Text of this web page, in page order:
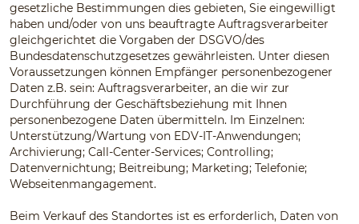
gesetzliche Bestimmungen dies gebieten, Sie eingewilligt
haben und/oder von uns beauftragte Auftragsverarbeiter
gleichgerichtet die Vorgaben der DSGVO/des
Bundesdatenschutzgesetzes gewährleisten. Unter diesen
Voraussetzungen können Empfänger personenbezogener
Daten z.B. sein: Auftragsverarbeiter, an die wir zur
Durchführung der Geschäftsbeziehung mit Ihnen
personenbezogene Daten übermitteln. Im Einzelnen:
Unterstützung/Wartung von EDV-IT-Anwendungen;
Archivierung; Call-Center-Services; Controlling;
Datenvernichtung; Beitreibung; Marketing; Telefonie;
Webseitenmangagement.
Beim Verkauf des Standortes ist es erforderlich, Daten von